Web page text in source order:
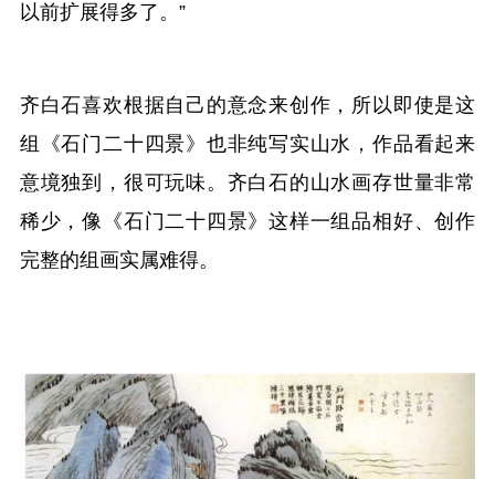
以前扩展得多了。”
齐白石喜欢根据自己的意念来创作，所以即使是这
组《石门二十四景》也非纯写实山水，作品看起来
意境独到，很可玩味。齐白石的山水画存世量非常
稀少，像《石门二十四景》这样一组品相好、创作
完整的组画实属难得。